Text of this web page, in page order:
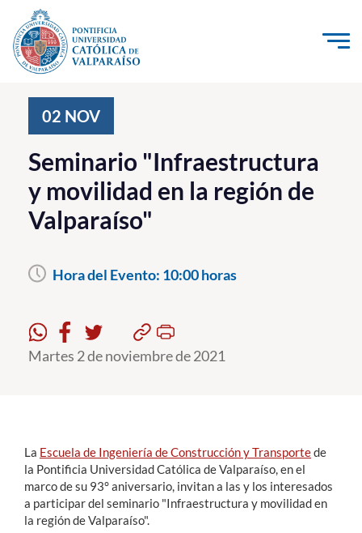
Click acá para ir directamente al contenido
Investigación, Creación e Innovación
PUCV Internacional
Vinculación con el Medio
Postgrado
Formación Continua
Funcionarios
Alumni
02 NOV
Seminario "Infraestructura
y movilidad en la región de
Valparaíso"
Hora del Evento: 10:00 horas
Martes 2 de noviembre de 2021
La Escuela de Ingeniería de Construcción y Transportede
la Pontificia Universidad Católica de Valparaíso, en el
marco de su 93° aniversario, invitan a las y los interesados
a participar del seminario "Infraestructura y movilidad en
la región de Valparaíso".